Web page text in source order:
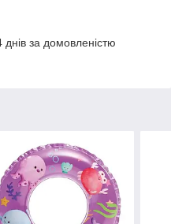
за домовленістю